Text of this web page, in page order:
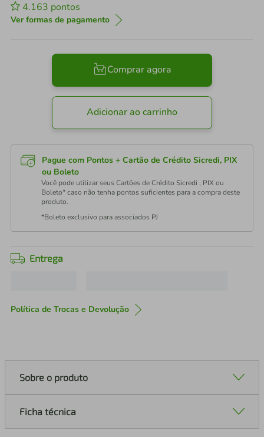
4.163 pontos
Ver formas de pagamento
Comprar agora
Adicionar ao carrinho
Pague com Pontos + Cartão de Crédito Sicredi, PIX
ou Boleto
Você pode utilizar seus Cartões de Crédito Sicredi , PIX ou
Boleto* caso não tenha pontos suficientes para a compra deste
produto.
*Boleto exclusivo para associados PJ
Entrega
Política de Trocas e Devolução
Sobre o produto
Ficha técnica